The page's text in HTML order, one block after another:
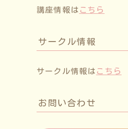
講座情報は こちら
サークル情報
サークル情報は こちら
お問い合わせ